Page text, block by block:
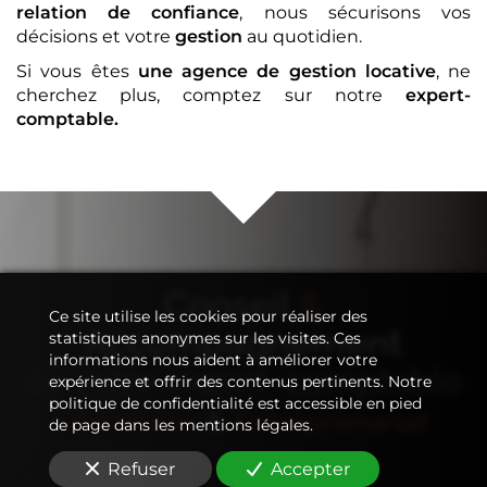
relation de confiance, nous sécurisons vos
décisions et votre gestion au quotidien.
Si vous êtes une agence de gestion locative, ne
cherchez plus, comptez sur notre expert-
comptable.
Conseil&
Accompagnement
de votreexpert-comptable
Immobilier&Entreprenariat
Ce site utilise les cookies pour réaliser des
statistiques anonymes sur les visites. Ces
informations nous aident à améliorer votre
expérience et offrir des contenus pertinents. Notre
politique de confidentialité est accessible en pied
de page dans les mentions légales.
Refuser Accepter